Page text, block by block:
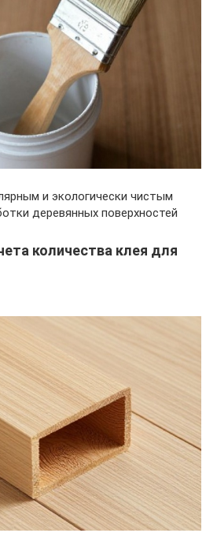
и экологически чистым
деревянных поверхностей
количества клея для